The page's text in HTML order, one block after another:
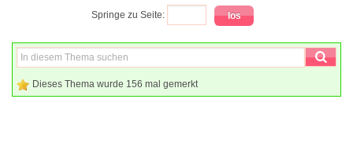
Springe zu Seite:
Dieses Thema wurde 156 mal gemerkt